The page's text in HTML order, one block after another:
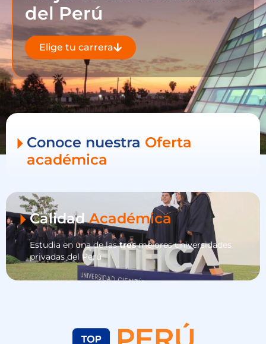
del Perú
Elige tu carrera
Conoce nuestra Oferta
académica
CalidadAcadémica
Estudia en una de lastresmejores universidades
privadas del Perú